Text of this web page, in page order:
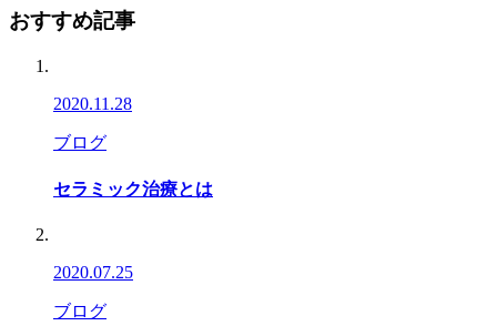
おすすめ記事
2020.11.28
ブログ
セラミック治療とは
2020.07.25
ブログ